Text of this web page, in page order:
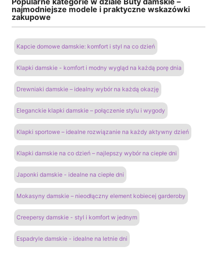
najmodniejsze modele i praktyczne wskazówki
zakupowe
Kapcie domowe damskie: komfort i styl na co dzień
Klapki damskie - komfort i modny wygląd na każdą porę dnia
Drewniaki damskie – idealny wybór na każdą okazję
Eleganckie klapki damskie – połączenie stylu i wygody
Klapki sportowe – idealne rozwiązanie na każdy aktywny dzień
Klapki damskie na co dzień – najlepszy wybór na ciepłe dni
Japonki damskie - idealne na ciepłe dni
Mokasyny damskie – nieodłączny element kobiecej garderoby
Creepersy damskie - styl i komfort w jednym
Espadryle damskie - idealne na letnie dni